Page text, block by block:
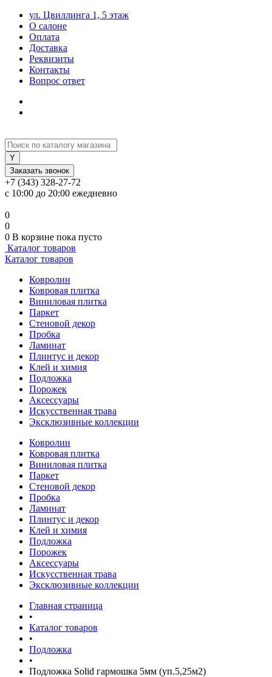
ул. Цвиллинга 1, 5 этаж
О салоне
Оплата
Доставка
Реквизиты
Контакты
Вопрос ответ
Заказать звонок
+7 (343) 328-27-72
с 10:00 до 20:00 ежедневно
0
0
0 В корзине пока пусто
Каталог товаров
Каталог товаров
Ковролин
Ковровая плитка
Виниловая плитка
Паркет
Стеновой декор
Пробка
Ламинат
Плинтус и декор
Клей и химия
Подложка
Порожек
Аксессуары
Искусственная трава
Эксклюзивные коллекции
Ковролин
Ковровая плитка
Виниловая плитка
Паркет
Стеновой декор
Пробка
Ламинат
Плинтус и декор
Клей и химия
Подложка
Порожек
Аксессуары
Искусственная трава
Эксклюзивные коллекции
Главная страница
•
Каталог товаров
•
Подложка
•
Подложка Solid гармошка 5мм (уп.5,25м2)